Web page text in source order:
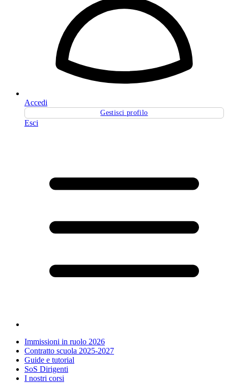
Accedi
Gestisci profilo
Esci
Immissioni in ruolo 2026
Contratto scuola 2025-2027
Guide e tutorial
SoS Dirigenti
I nostri corsi